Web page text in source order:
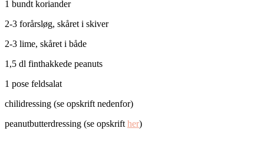
1 bundt koriander
2-3 forårsløg, skåret i skiver
2-3 lime, skåret i både
1,5 dl finthakkede peanuts
1 pose feldsalat
chilidressing (se opskrift nedenfor)
peanutbutterdressing (se opskrift her)